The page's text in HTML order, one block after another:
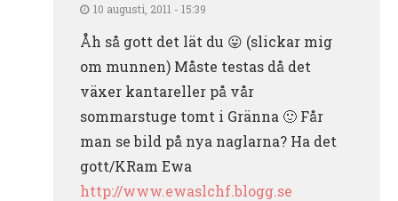
10 augusti, 2011 - 15:39
Åh så gott det lät du 😛 (slickar mig
om munnen) Måste testas då det
växer kantareller på vår
sommarstuge tomt i Gränna 🙂 Får
man se bild på nya naglarna? Ha det
gott/KRam Ewa
http://www.ewaslchf.blogg.se